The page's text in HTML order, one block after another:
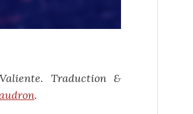
Traduction &
.